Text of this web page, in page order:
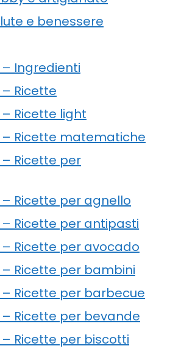
e benessere
Ingredienti
Ricette
Ricette light
– Ricette matematiche
Ricette per
Ricette per agnello
Ricette per antipasti
Ricette per avocado
Ricette per bambini
Ricette per barbecue
Ricette per bevande
Ricette per biscotti